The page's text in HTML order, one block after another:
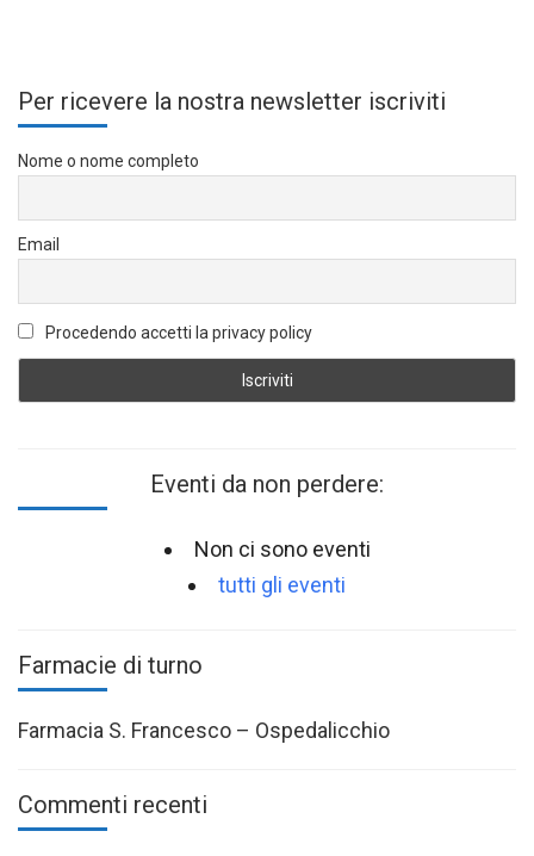
Per ricevere la nostra newsletter iscriviti
Nome o nome completo
Email
Procedendo accetti la privacy policy
Eventi da non perdere:
Non ci sono eventi
tutti gli eventi
Farmacie di turno
Farmacia S. Francesco – Ospedalicchio
Commenti recenti